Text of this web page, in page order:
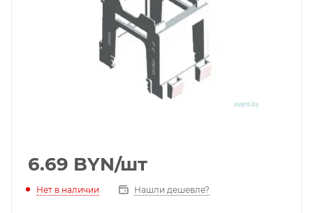
6.69 BYN/шт
Нет в наличии Нашли дешевле?